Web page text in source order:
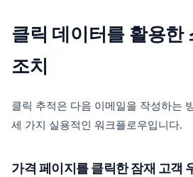
클릭 데이터를 활용한
조치
클릭 추적은 다음 이메일을 작성하는
세 가지 실용적인 워크플로우입니다.
가격 페이지를 클릭한 잠재 고객